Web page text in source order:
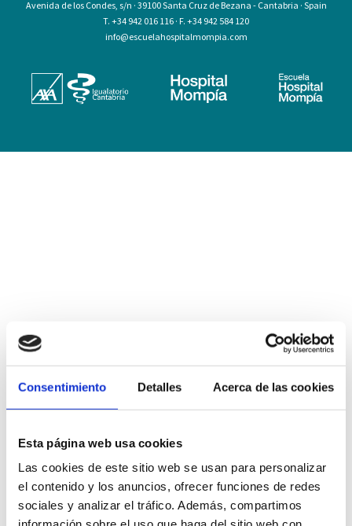
Consentimiento Detalles Acerca de las cookies
Esta página web usa cookies
Las cookies de este sitio web se usan para personalizar
el contenido y los anuncios, ofrecer funciones de redes
sociales y analizar el tráfico. Además, compartimos
Avenida de los Condes, s/n · 39100 Santa Cruz de Bezana - Cantabria · Spain
T. +34 942 016 116 · F. +34 942 584 120
info@escuelahospitalmompia.com